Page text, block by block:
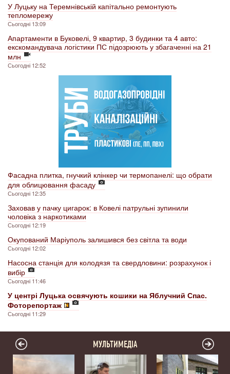
У Луцьку на Теремнівській капітально ремонтують
тепломережу
Сьогодні 13:09
Апартаменти в Буковелі, 9 квартир, 3 будинки та 4 авто:
екскомандувача логістики ПС підозрюють у збагаченні на 21
млн
Сьогодні 12:52
Фасадна плитка, гнучкий клінкер чи термопанелі: що обрати
для облицювання фасаду
Сьогодні 12:35
Заховав у пачку цигарок: в Ковелі патрульні зупинили
чоловіка з наркотиками
Сьогодні 12:19
Окупований Маріуполь залишився без світла та води
Сьогодні 12:02
Насосна станція для колодязя та свердловини: розрахунок і
вибір
Сьогодні 11:46
У центрі Луцька освячують кошики на Яблучний Спас.
Фоторепортаж
Сьогодні 11:29
МУЛЬТИМЕДІА